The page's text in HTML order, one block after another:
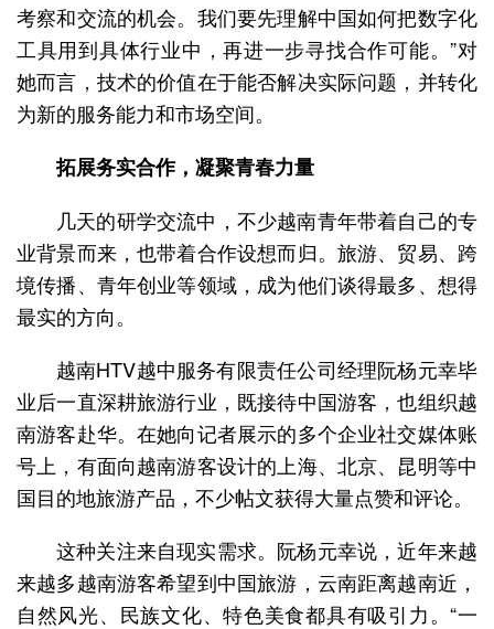
考察和交流的机会。我们要先理解中国如何把数字化
工具用到具体行业中，再进一步寻找合作可能。”对
她而言，技术的价值在于能否解决实际问题，并转化
为新的服务能力和市场空间。
拓展务实合作，凝聚青春力量
几天的研学交流中，不少越南青年带着自己的专
业背景而来，也带着合作设想而归。旅游、贸易、跨
境传播、青年创业等领域，成为他们谈得最多、想得
最实的方向。
越南HTV越中服务有限责任公司经理阮杨元幸毕
业后一直深耕旅游行业，既接待中国游客，也组织越
南游客赴华。在她向记者展示的多个企业社交媒体账
号上，有面向越南游客设计的上海、北京、昆明等中
国目的地旅游产品，不少帖文获得大量点赞和评论。
这种关注来自现实需求。阮杨元幸说，近年来越
来越多越南游客希望到中国旅游，云南距离越南近，
自然风光、民族文化、特色美食都具有吸引力。“一